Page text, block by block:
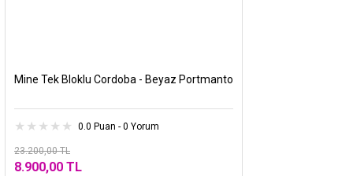
Mine Tek Bloklu Cordoba - Beyaz Portmanto
0.0 Puan - 0 Yorum
23.200,00 TL
8.900,00 TL